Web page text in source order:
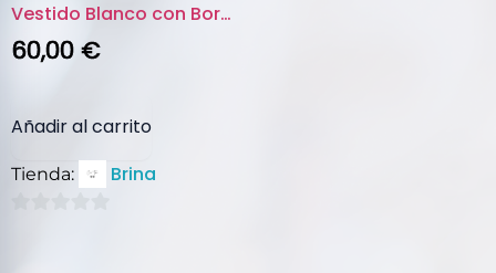
Vestido Blanco con Bordados y ...
60,00€
Añadir al carrito
Tienda: Brina